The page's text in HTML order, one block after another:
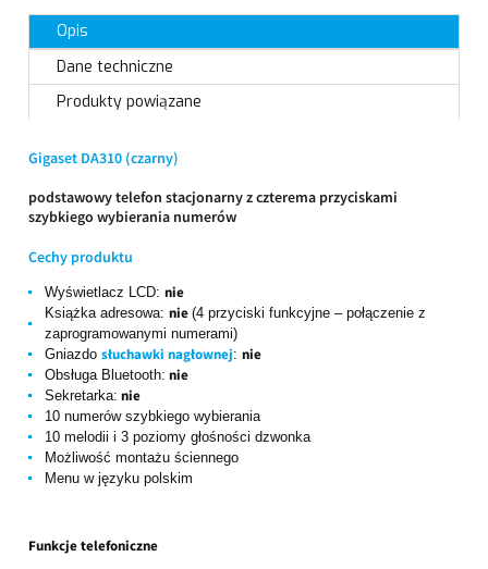
Opis
Dane techniczne
Produkty powiązane
Gigaset DA310 (czarny)
podstawowy telefon stacjonarny z czterema przyciskami
szybkiego wybierania numerów
Cechy produktu
Wyświetlacz LCD: nie
Książka adresowa: nie (4 przyciski funkcyjne – połączenie z
zaprogramowanymi numerami)
Gniazdo słuchawki nagłownej: nie
Obsługa Bluetooth: nie
Sekretarka: nie
10 numerów szybkiego wybierania
10 melodii i 3 poziomy głośności dzwonka
Możliwość montażu ściennego
Menu w języku polskim
Funkcje telefoniczne